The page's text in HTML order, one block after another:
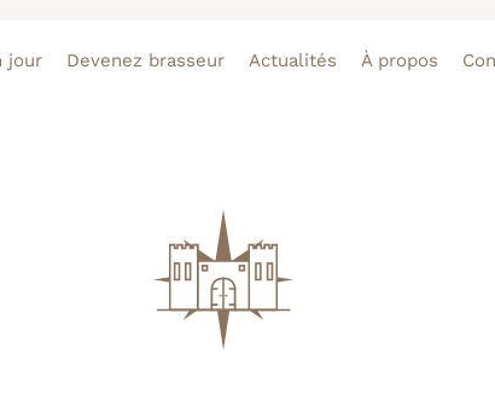
jour Devenez brasseur Actualités À propos